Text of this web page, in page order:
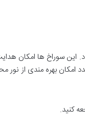
سوراخ ها امکان
بهره مندی از نور
کنید.